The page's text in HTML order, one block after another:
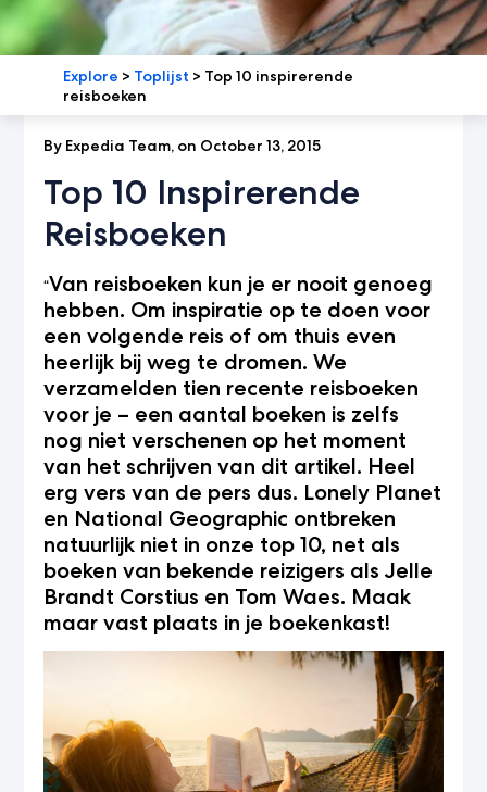
Explore > Toplijst > Top 10 inspirerende
reisboeken
By Expedia Team, on October 13, 2015
Top 10 Inspirerende
Reisboeken
“Van reisboeken kun je er nooit genoeg
hebben. Om inspiratie op te doen voor
een volgende reis of om thuis even
heerlijk bij weg te dromen. We
verzamelden tien recente reisboeken
voor je – een aantal boeken is zelfs
nog niet verschenen op het moment
van het schrijven van dit artikel. Heel
erg vers van de pers dus. Lonely Planet
en National Geographic ontbreken
natuurlijk niet in onze top 10, net als
boeken van bekende reizigers als Jelle
Brandt Corstius en Tom Waes. Maak
maar vast plaats in je boekenkast!